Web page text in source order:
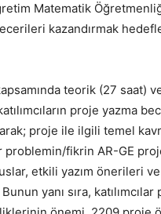
Matematik
kazandırmak
teorik (27 saat)
proje yazma
proje ile ilgili temel
fikrin AR-GE
etkili yazım önerileri
yanı sıra,